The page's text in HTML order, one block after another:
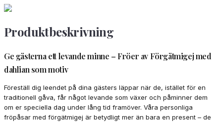
Produktbeskrivning
Ge gästerna ett levande minne – Fröer av Förgätmigej med
dahlian som motiv
Föreställ dig leendet på dina gästers läppar när de, istället för en
traditionell gåva, får något levande som växer och påminner dem
om er speciella dag under lång tid framöver. Våra personliga
fröpåsar med förgätmigej är betydligt mer än bara en present – de